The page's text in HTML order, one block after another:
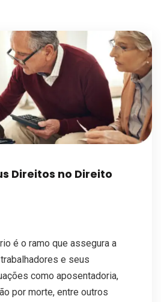
Direitos no Direito
é o ramo que assegura a
e seus
como aposentadoria,
por morte, entre outros